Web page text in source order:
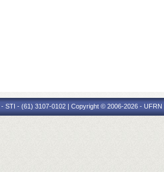
STI - (61) 3107-0102 | Copyright © 2006-2026 - UFRN